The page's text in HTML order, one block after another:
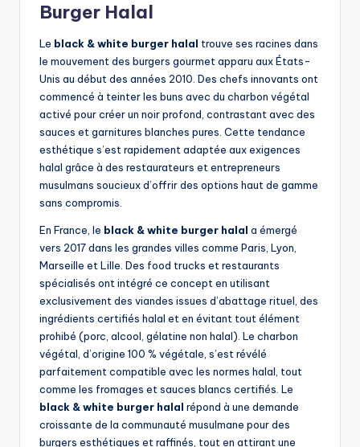
Burger Halal
Le black & white burger halal trouve ses racines dans
le mouvement des burgers gourmet apparu aux États-
Unis au début des années 2010. Des chefs innovants ont
commencé à teinter les buns avec du charbon végétal
activé pour créer un noir profond, contrastant avec des
sauces et garnitures blanches pures. Cette tendance
esthétique s’est rapidement adaptée aux exigences
halal grâce à des restaurateurs et entrepreneurs
musulmans soucieux d’offrir des options haut de gamme
sans compromis.
En France, le black & white burger halal a émergé
vers 2017 dans les grandes villes comme Paris, Lyon,
Marseille et Lille. Des food trucks et restaurants
spécialisés ont intégré ce concept en utilisant
exclusivement des viandes issues d’abattage rituel, des
ingrédients certifiés halal et en évitant tout élément
prohibé (porc, alcool, gélatine non halal). Le charbon
végétal, d’origine 100 % végétale, s’est révélé
parfaitement compatible avec les normes halal, tout
comme les fromages et sauces blancs certifiés. Le
black & white burger halal répond à une demande
croissante de la communauté musulmane pour des
burgers esthétiques et raffinés, tout en attirant une